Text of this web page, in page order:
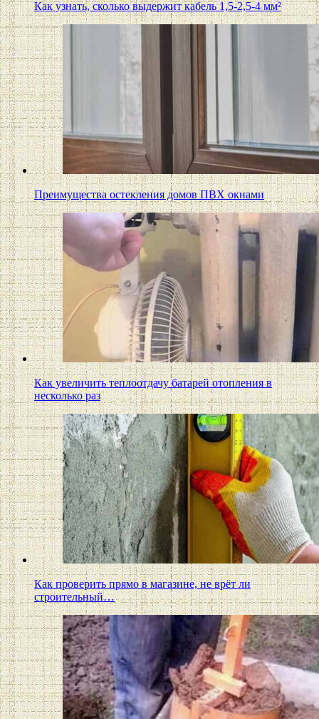
Как узнать, сколько выдержит кабель 1,5-2,5-4 мм²
Преимущества остекления домов ПВХ окнами
Как увеличить теплоотдачу батарей отопления в
несколько раз
Как проверить прямо в магазине, не врёт ли
строительный…